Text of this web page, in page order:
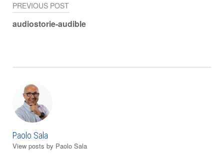
Navigazione
PREVIOUS POST
audiostorie-audible
Paolo Sala
View posts by Paolo Sala